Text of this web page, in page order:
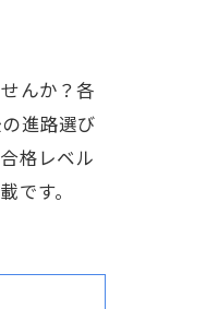
んか？各
進路選び
格レベル
です。